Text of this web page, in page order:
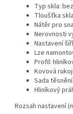
Typ skla:
Tloušťka
Nátěr pro
Nerovnosti
Nastavení
Lze
Profil:
Kovová
Sada těsnění
Hliníkový
Rozsah nastavení